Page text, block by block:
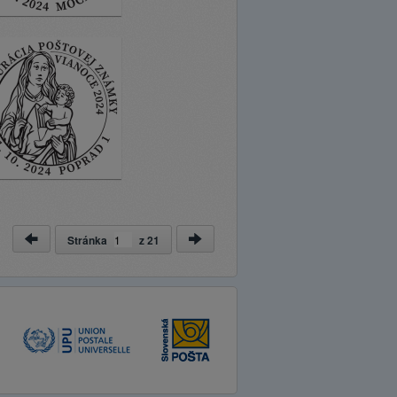
Stránka z21